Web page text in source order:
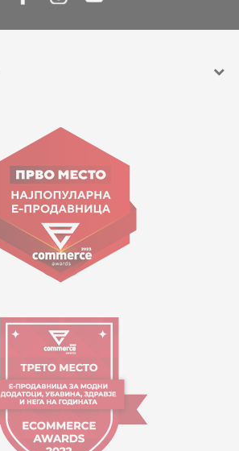
Goce Nikolovski 74 Shkup
contact@mytime.mk
Orari i punës:
09:00 - 17:00